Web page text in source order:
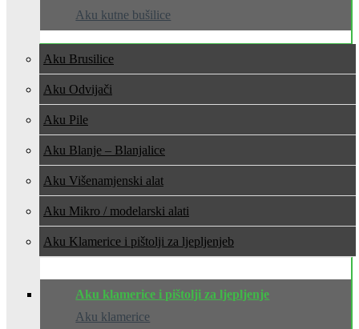
Aku kutne bušilice
Aku Brusilice
Aku Odvijači
Aku Pile
Aku Blanje – Blanjalice
Aku Višenamjenski alat
Aku Mikro / modelarski alati
Aku Klamerice i pištolji za ljepljenje
Aku klamerice i pištolji za ljepljenje
Aku klamerice